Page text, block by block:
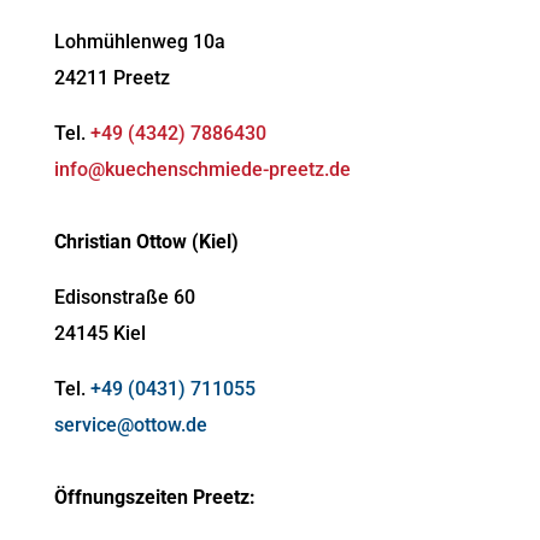
Lohmühlenweg 10a
24211 Preetz
Tel. +49 (4342) 7886430
info@kuechenschmiede-preetz.de
Christian Ottow (Kiel)
Edisonstraße 60
24145 Kiel
Tel.+49 (0431) 711055
service@ottow.de
Öffnungszeiten Preetz: